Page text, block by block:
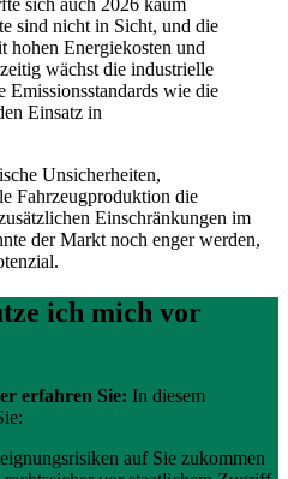
sind nicht in Sicht, und die
hohen Energiekosten und
wächst die industrielle
Emissionsstandards wie die
Einsatz in
Unsicherheiten,
Fahrzeugproduktion die
Einschränkungen im
der Markt noch enger werden,
ich mich vor
erfahren Sie: In diesem
auf Sie zukommen